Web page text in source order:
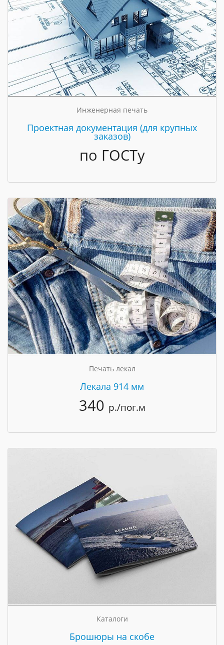
Инженерная печать
Проектная документация (для крупных
заказов)
по ГОСТу
Печать лекал
Лекала 914 мм
340 р./пог.м
Каталоги
Брошюры на скобе